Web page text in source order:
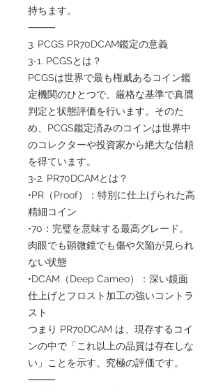
持ちます。
⸻
3. PCGS PR70DCAM鑑定の意義
3-1. PCGSとは？
PCGSは世界で最も権威あるコイン鑑
定機関のひとつで、厳格な基準で真贋
判定と状態評価を行います。そのた
め、PCGS鑑定済みのコインは世界中
のコレクターや投資家から絶大な信頼
を得ています。
3-2. PR70DCAMとは？
•PR（Proof）：特別に仕上げられた高
精細コイン
•70：完璧を意味する最高グレード。
肉眼でも顕微鏡でも傷や欠陥が見られ
ない状態
•DCAM（Deep Cameo）：深い鏡面
仕上げとフロスト加工の強いコントラ
スト
つまり PR70DCAM は、現存するコイ
ンの中で「これ以上の品質は存在しな
い」ことを示す、究極の評価です。
⸻